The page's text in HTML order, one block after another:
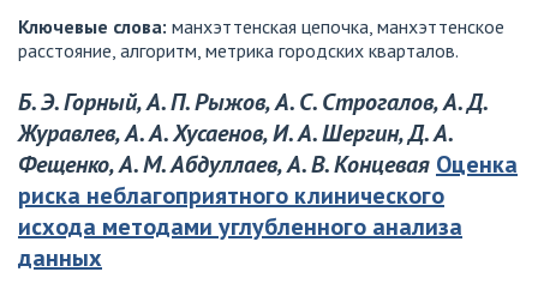
Ключевые слова: манхэттенская цепочка, манхэттенское
расстояние, алгоритм, метрика городских кварталов.
Б. Э. Горный, А. П. Рыжов, А. С. Строгалов, А. Д.
Журавлев, А. А. Хусаенов, И. А. Шергин, Д. А.
Фещенко, А. М. Абдуллаев, А. В. Концевая Оценка
риска неблагоприятного клинического
исхода методами углубленного анализа
данных